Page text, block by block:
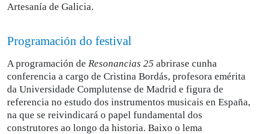
Artesanía de Galicia.
Programación do festival
A programación de Resonancias 25 abrirase cunha
conferencia a cargo de Cristina Bordás, profesora emérita
da Universidade Complutense de Madrid e figura de
referencia no estudo dos instrumentos musicais en España,
na que se reivindicará o papel fundamental dos
construtores ao longo da historia. Baixo o lema